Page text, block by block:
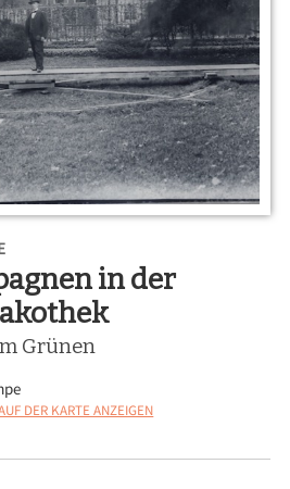
in der
Grünen
DER KARTE ANZEIGEN